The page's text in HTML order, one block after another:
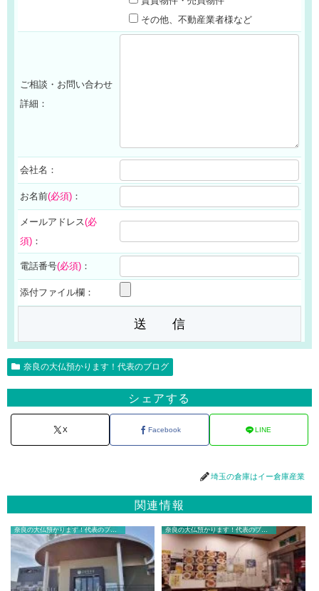
その他、不動産業者様など
ご相談・お問い合わせ
詳細：
会社名：
お名前(必須) ：
メールアドレス(必
須) ：
電話番号(必須) ：
添付ファイル欄：
奈良の大仏預かります！代表のブログ
シェアする
X Facebook LINE
埼玉の倉庫はイー倉庫産業
関連情報
奈良の大仏預かります！代表のブログ 奈良の大仏預かります！代表のブログ